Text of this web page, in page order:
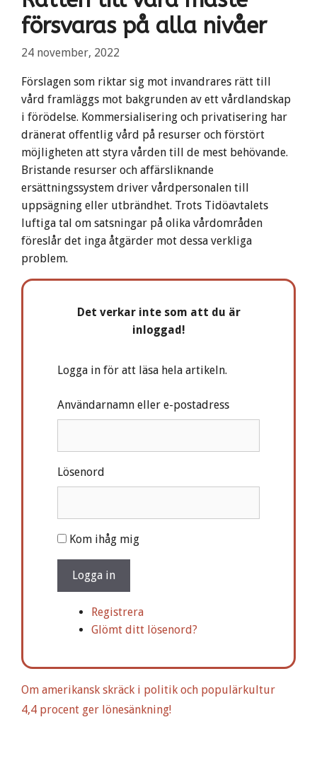
försvaras på alla nivåer
24 november, 2022
Förslagen som riktar sig mot invandrares rätt till
vård framläggs mot bakgrunden av ett vårdlandskap
i förödelse. Kommersialisering och privatisering har
dränerat offentlig vård på resurser och förstört
möjligheten att styra vården till de mest behövande.
Bristande resurser och affärsliknande
ersättningssystem driver vårdpersonalen till
uppsägning eller utbrändhet. Trots Tidöavtalets
luftiga tal om satsningar på olika vårdområden
föreslår det inga åtgärder mot dessa verkliga
problem.
Det verkar inte som att du är
inloggad!
Logga in för att läsa hela artikeln.
Användarnamn eller e-postadress
Lösenord
A
l
e
v
e
Kom ihåg mig
Logga in
Registrera
Glömt ditt lösenord?
Om amerikansk skräck i politik och populärkultur
4,4 procent ger lönesänkning!